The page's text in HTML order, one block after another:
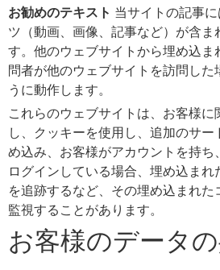
お勧めのテキスト 当サイトの記事
ツ（動画、画像、記事など）が含ま
す。他のウェブサイトから埋め込ま
問者が他のウェブサイトを訪問した
うに動作します。
これらのウェブサイトは、お客様に
し、クッキーを使用し、追加のサ
め込み、お客様がアカウントを持ち
ログインしている場合、埋め込ま
を追跡するなど、その埋め込まれ
監視することがあります。
お客様のデータ